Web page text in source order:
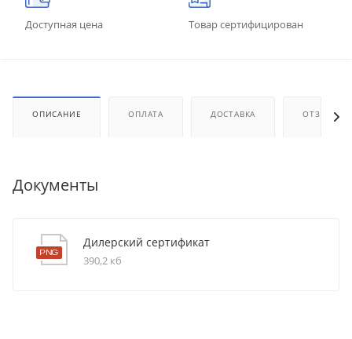
Доступная цена Товар сертифицирован
ОПИСАНИЕ ОПЛАТА ДОСТАВКА ОТЗЫВЫ
Документы
Дилерский сертификат
390,2 кб